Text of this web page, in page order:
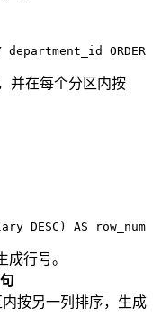
department_id
并在每个分区内按
DESC) AS row_num
行号。
按另一列排序，生成